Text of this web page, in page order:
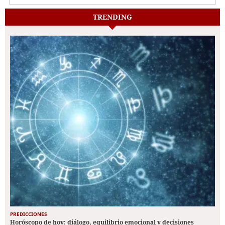
TRENDING
PREDICCIONES
Horóscopo de hoy: diálogo, equilibrio emocional y decisiones